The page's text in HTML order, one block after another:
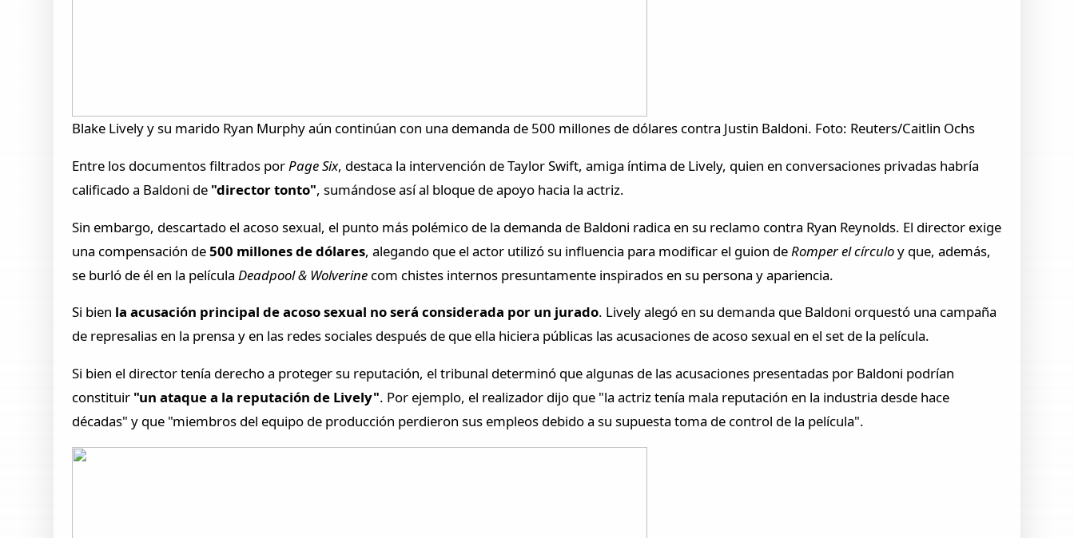
Blake Lively y su marido Ryan Murphy aún continúan con una demanda de 500 millones de dólares contra Justin Baldoni. Foto: Reuters/Caitlin Ochs
Entre los documentos filtrados porPage Six, destaca la intervención de Taylor Swift, amiga íntima de Lively, quien en conversaciones privadas habría
calificado a Baldoni de "director tonto", sumándose así al bloque de apoyo hacia la actriz.
Sin embargo, descartado el acoso sexual, el punto más polémico de la demanda de Baldoni radica en su reclamo contra Ryan Reynolds. El director exige
una compensación de500 millones de dólares, alegando que el actor utilizó su influencia para modificar el guion de Romper el círculoy que, además,
se burló de él en la película Deadpool & Wolverine com chistes internos presuntamente inspirados en su persona y apariencia.
Si bien la acusación principal de acoso sexual no será considerada por un jurado. Lively alegó en su demanda que Baldoni orquestó una campaña
de represalias en la prensa y en las redes sociales después de que ella hiciera públicas las acusaciones de acoso sexual en el set de la película.
Si bien el director tenía derecho a proteger su reputación, el tribunal determinó que algunas de las acusaciones presentadas por Baldoni podrían
constituir "un ataque a la reputación de Lively". Por ejemplo, el realizador dijo que "la actriz tenía mala reputación en la industria desde hace
décadas" y que "miembros del equipo de producción perdieron sus empleos debido a su supuesta toma de control de la película".